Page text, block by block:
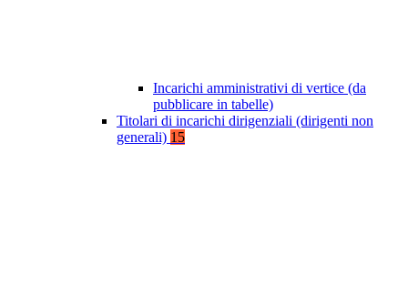
Incarichi amministrativi di vertice (da
pubblicare in tabelle)
Titolari di incarichi dirigenziali (dirigenti non
generali) 15